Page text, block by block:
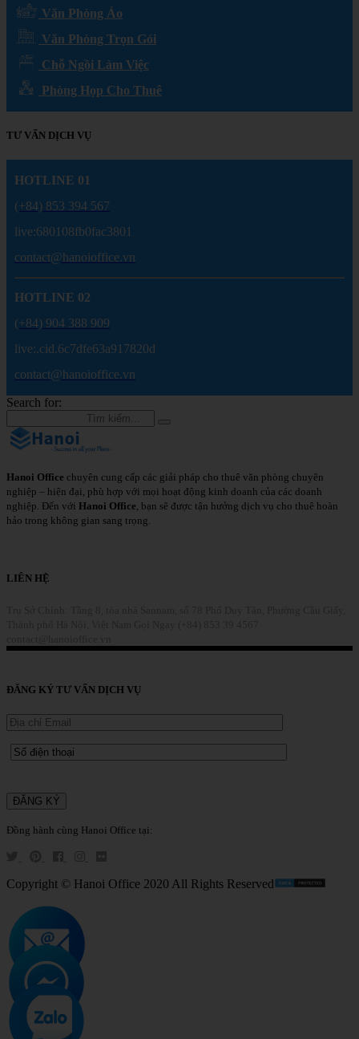
Văn Phòng Ảo
Văn Phòng Trọn Gói
Chỗ Ngồi Làm Việc
Phòng Họp Cho Thuê
TƯ VẤN DỊCH VỤ
HOTLINE 01
(+84) 853 394 567
live:680108fb0fac3801
contact@hanoioffice.vn
HOTLINE 02
(+84) 904 388 909
live:.cid.6c7dfe63a917820d
contact@hanoioffice.vn
Search for:
Hanoi Office chuyên cung cấp các giải pháp cho thuê văn phòng chuyên
nghiệp – hiện đại, phù hợp với mọi hoạt động kinh doanh của các doanh
nghiệp. Đến với Hanoi Office, bạn sẽ được tận hưởng dịch vụ cho thuê hoàn
hảo trong không gian sang trọng.
LIÊN HỆ
ĐĂNG KÝ TƯ VẤN DỊCH VỤ
Đồng hành cùng Hanoi Office tại:
Copyright © Hanoi Office 2020 All Rights Reserved